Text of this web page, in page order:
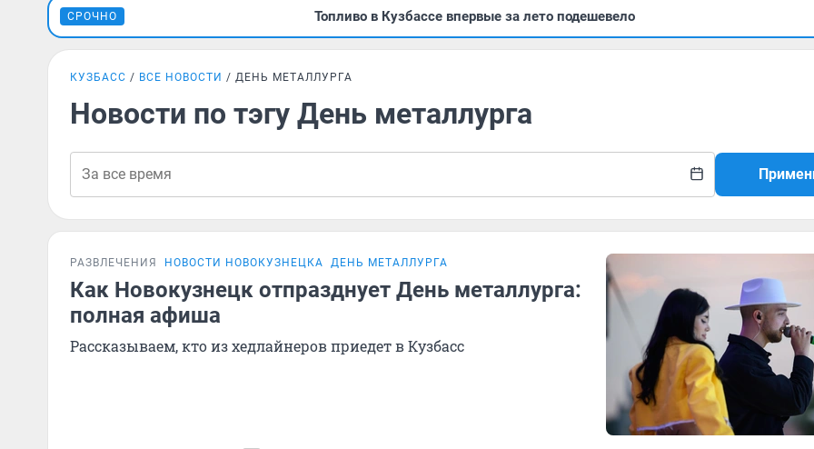
СРОЧНО Топливо в Кузбассе впервые за лето подешевело
КУЗБАСС ВСЕ НОВОСТИ ДЕНЬ МЕТАЛЛУРГА
Новости по тэгу День металлурга
РАЗВЛЕЧЕНИЯ НОВОСТИ НОВОКУЗНЕЦКА ДЕНЬ МЕТАЛЛУРГА
Как Новокузнецк отпразднует День металлурга:
полная афиша
Рассказываем, кто из хедлайнеров приедет в Кузбасс